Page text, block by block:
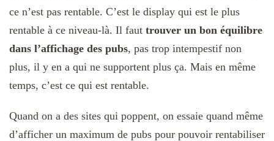
ce n’est pas rentable. C’est le display qui est le plus
rentable à ce niveau-là. Il faut trouver un bon équilibre
dans l’affichage des pubs, pas trop intempestif non
plus, il y en a qui ne supportent plus ça. Mais en même
temps, c’est ce qui est rentable.
Quand on a des sites qui poppent, on essaie quand même
d’afficher un maximum de pubs pour pouvoir rentabiliser